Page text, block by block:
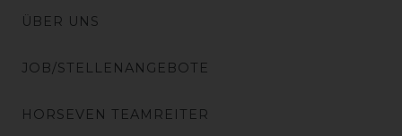
ÜBER UNS
JOB/STELLENANGEBOTE
HORSEVEN TEAMREITER